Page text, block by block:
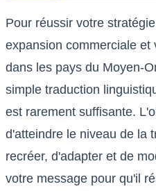
Pour réussir votre
expansion commerciale
dans les pays du Moyen-
simple traduction
est rarement suffisante.
d'atteindre le niveau de la
recréer, d'adapter et de
votre message pour qu'il